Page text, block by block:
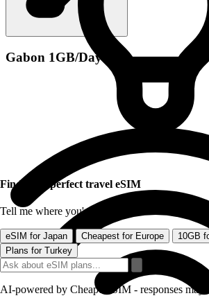
Gabon 1GB/Day
Find your perfect travel eSIM
Tell me where you're traveling and I'll find the
eSIM for Japan Cheapest for Europe
10GB
Plans for Turkey
AI-powered by CheapereSIM - responses may